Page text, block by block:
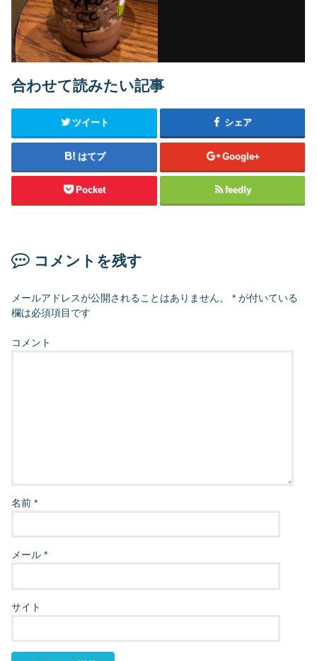
合わせて読みたい記事
ツイート シェア
はてブ Google+
Pocket feedly
コメントを残す
メールアドレスが公開されることはありません。 * が付いている
欄は必須項目です
コメント
名前*
メール*
サイト